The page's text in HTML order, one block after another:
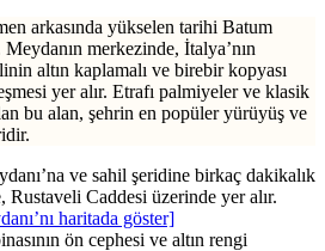
arkasında yükselen tarihi Batum
merkezinde, İtalya’nın
altın kaplamalı ve birebir kopyası
yer alır. Etrafı palmiyeler ve klasik
bu alan, şehrin en popüler yürüyüş ve
ve sahil şeridine birkaç dakikalık
Rustaveli Caddesi üzerinde yer alır.
haritada göster]
ön cephesi ve altın rengi